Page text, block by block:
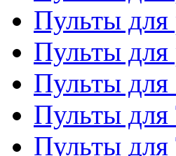
Пульты для
Пульты для
Пульты для
Пульты
Пульты